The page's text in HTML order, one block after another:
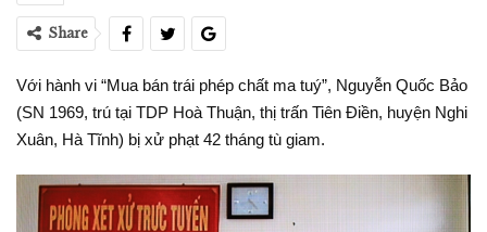
Share
Với hành vi “Mua bán trái phép chất ma tuý”, Nguyễn Quốc Bảo
(SN 1969, trú tại TDP Hoà Thuận, thị trấn Tiên Điền, huyện Nghi
Xuân, Hà Tĩnh) bị xử phạt 42 tháng tù giam.